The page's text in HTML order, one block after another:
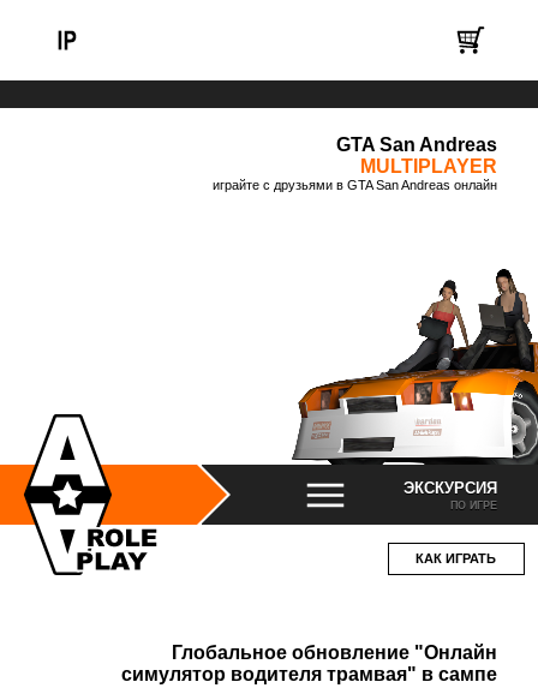
GTA San Andreas
MULTIPLAYER
играйте с друзьями в GTA San Andreas онлайн
ЭКСКУРСИЯ
ПО ИГРЕ
КАК ИГРАТЬ
Глобальное обновление "Онлайн
симулятор водителя трамвая" в сампе